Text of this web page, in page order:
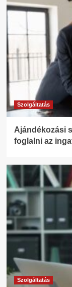
Szolgáltatás
Ajándékozási
foglalni az
Szolgáltatás